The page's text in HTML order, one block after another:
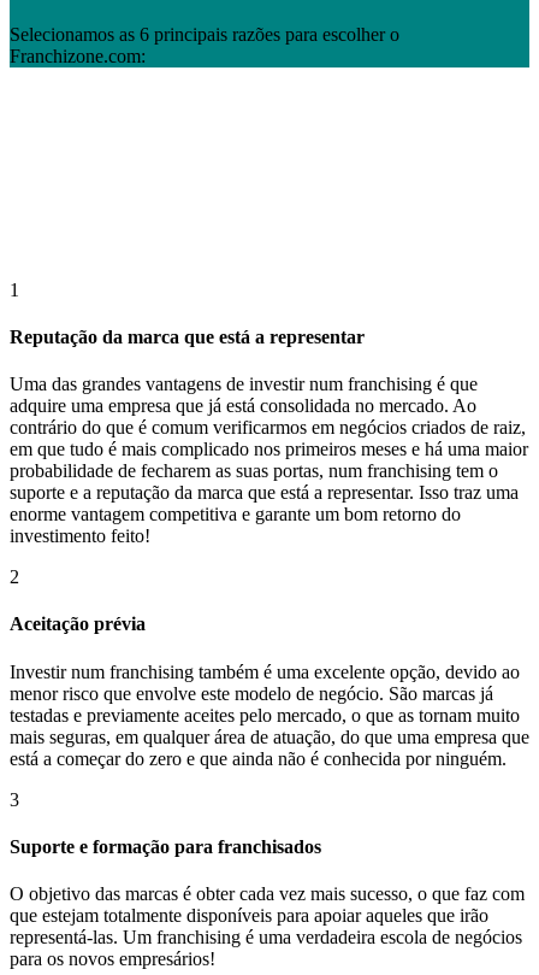
Selecionamos as 6 principais razões para escolher o
Franchizone.com:
1
Reputação da marca que está a representar
Uma das grandes vantagens de investir num franchising é que
adquire uma empresa que já está consolidada no mercado. Ao
contrário do que é comum verificarmos em negócios criados de raiz,
em que tudo é mais complicado nos primeiros meses e há uma maior
probabilidade de fecharem as suas portas, num franchising tem o
suporte e a reputação da marca que está a representar. Isso traz uma
enorme vantagem competitiva e garante um bom retorno do
investimento feito!
2
Aceitação prévia
Investir num franchising também é uma excelente opção, devido ao
menor risco que envolve este modelo de negócio. São marcas já
testadas e previamente aceites pelo mercado, o que as tornam muito
mais seguras, em qualquer área de atuação, do que uma empresa que
está a começar do zero e que ainda não é conhecida por ninguém.
3
Suporte e formação para franchisados
O objetivo das marcas é obter cada vez mais sucesso, o que faz com
que estejam totalmente disponíveis para apoiar aqueles que irão
representá-las. Um franchising é uma verdadeira escola de negócios
para os novos empresários!